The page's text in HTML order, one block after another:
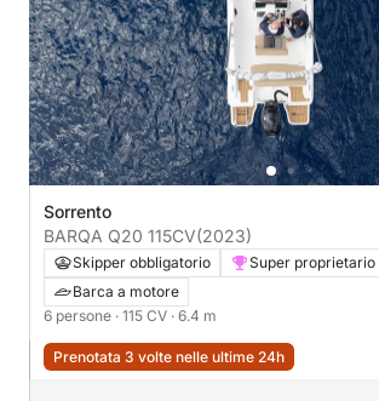
Sorrento
BARQA Q20 115CV(2023)
Skipper obbligatorio
Super proprietario
Barca a motore
6 persone · 115 CV · 6.4 m
Prenotata 3 volte nelle ultime 24h